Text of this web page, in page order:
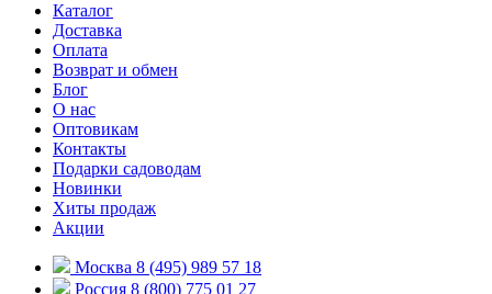
Каталог
Доставка
Оплата
Возврат и обмен
Блог
О нас
Оптовикам
Контакты
Подарки садоводам
Новинки
Хиты продаж
Акции
Москва 8 (495) 989 57 18
Россия 8 (800) 775 01 27